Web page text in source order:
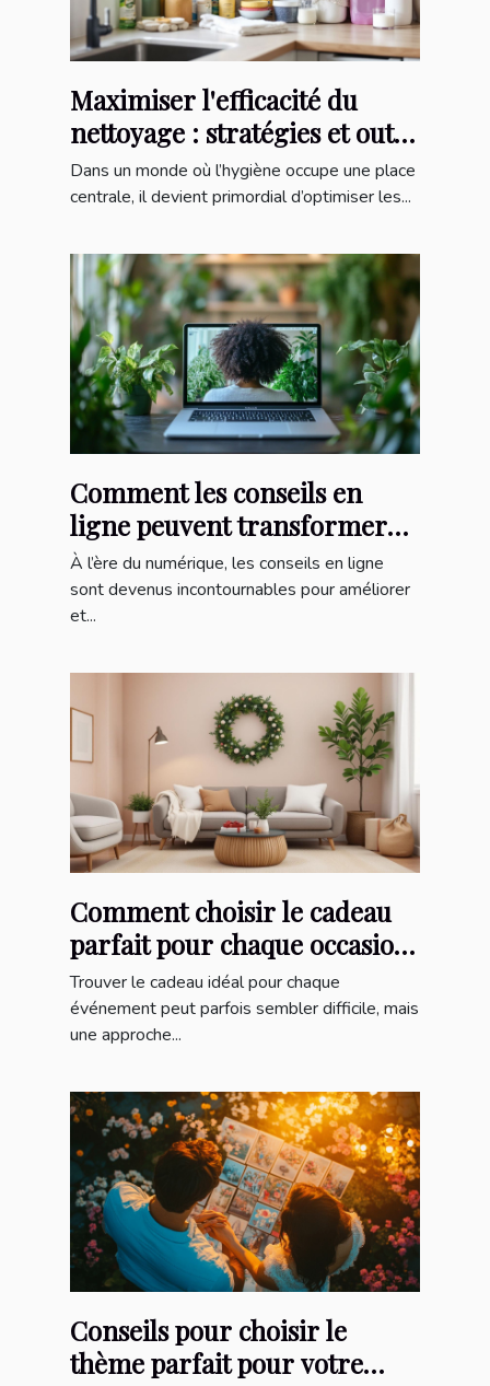
Maximiser l'efficacité du
nettoyage : stratégies et outils
essentiels
Dans un monde où l’hygiène occupe une place
centrale, il devient primordial d’optimiser les...
Comment les conseils en
ligne peuvent transformer
votre quotidien ?
À l’ère du numérique, les conseils en ligne
sont devenus incontournables pour améliorer
et...
Comment choisir le cadeau
parfait pour chaque occasion
?
Trouver le cadeau idéal pour chaque
événement peut parfois sembler difficile, mais
une approche...
Conseils pour choisir le
thème parfait pour votre